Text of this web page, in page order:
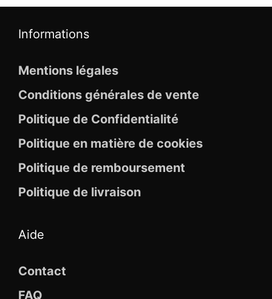
Informations
Mentions légales
Conditions générales de vente
Politique de Confidentialité
Politique en matière de cookies
Politique de remboursement
Politique de livraison
Aide
Contact
FAQ